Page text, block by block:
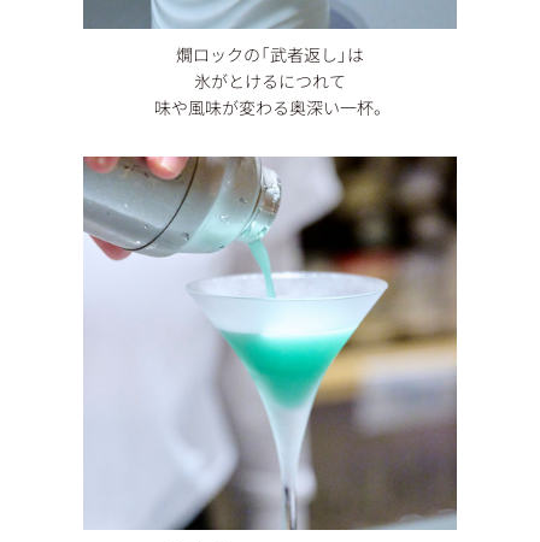
燗ロックの「武者返し」は
氷がとけるにつれて
味や風味が変わる奥深い一杯。